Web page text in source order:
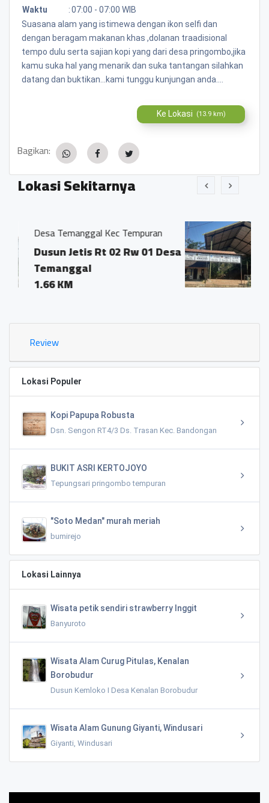
Waktu
:07:00 - 07:00 WIB
Suasana alam yang istimewa dengan ikon selfi dan
dengan beragam makanan khas ,dolanan traadisional
tempo dulu serta sajian kopi yang dari desa pringombo,jika
kamu suka hal yang menarik dan suka tantangan silahkan
datang dan buktikan...kami tunggu kunjungan anda....
Ke Lokasi (13.9 km)
Bagikan:
Lokasi Sekitarnya
Tempuran
Rw 01 Desa
BALAI DESA KRINJING
DUSUN GEJIWAN
KRINJING
KAJORAN KODE
Review
Lokasi Populer
Kopi Papupa Robusta
Dsn. Sengon RT4/3 Ds. Trasan Kec. Bandongan
BUKIT ASRI KERTOJOYO
Tepungsari pringombo tempuran
"Soto Medan" murah meriah
bumirejo
Lokasi Lainnya
Wisata petik sendiri strawberry Inggit
Banyuroto
Wisata Alam Curug Pitulas, Kenalan
Borobudur
Dusun Kemloko I Desa Kenalan Borobudur
Wisata Alam Gunung Giyanti, Windusari
Giyanti, Windusari